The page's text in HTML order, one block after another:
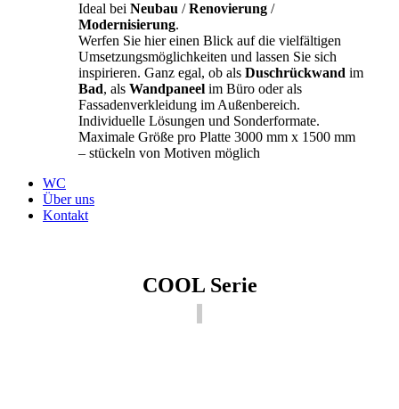
Ideal bei Neubau /Renovierung /
Modernisierung.
Werfen Sie hier einen Blick auf die vielfältigen
Umsetzungsmöglichkeiten und lassen Sie sich
inspirieren. Ganz egal, ob als Duschrückwand im
Bad, als Wandpaneel im Büro oder als
Fassadenverkleidung im Außenbereich.
Individuelle Lösungen und Sonderformate.
Maximale Größe pro Platte 3000 mm x 1500 mm
– stückeln von Motiven möglich
WC
Über uns
Kontakt
COOL Serie